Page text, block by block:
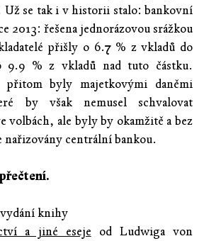
Už se tak i v historii stalo: bankovní
2013: řešena jednorázovou srážkou
přišly o 6.7 % z vkladů do
% z vkladů nad tuto částku.
přitom byly majetkovými daněmi
by však nemusel schvalovat
volbách, ale byly by okamžitě a bez
nařizovány centrální bankou.
knihy
a jiné eseje od Ludwiga von